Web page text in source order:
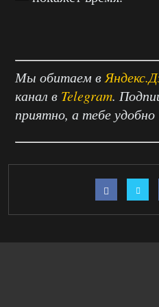
Мы обитаем в
канал в Telegram.
приятно, а тебе удобно